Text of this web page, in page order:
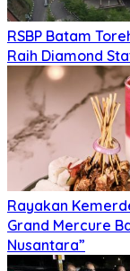
RSBP Batam
Raih Diamond
Rayakan
Grand Mercure
Nusantara”